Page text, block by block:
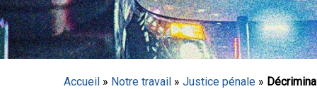
Accueil » Notre travail » Justice pénale »